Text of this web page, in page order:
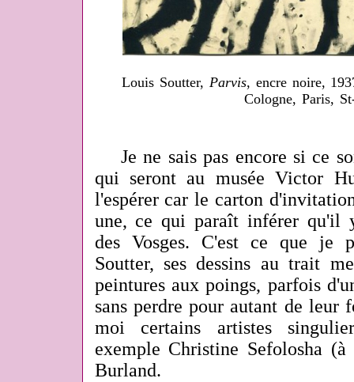
Louis Soutter, Parvis, encre noire,
Cologne, Paris,
Je ne sais pas encore si ce
qui seront au musée Victor
l'espérer car le carton
une, ce qui paraît inférer qu'il
des Vosges. C'est ce que je
Soutter, ses dessins au trait
peintures aux poings, parfois
sans perdre pour autant de leur
moi certains artistes
exemple Christine Sefolosha
Burland.